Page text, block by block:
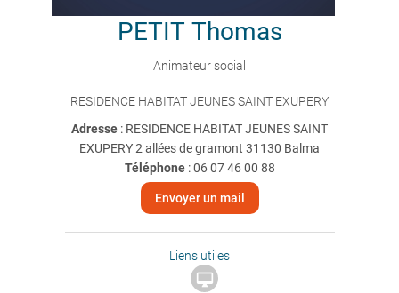
PETIT Thomas
Animateur social
RESIDENCE HABITAT JEUNES SAINT EXUPERY
Adresse : RESIDENCE HABITAT JEUNES SAINT
EXUPERY 2 allées de gramont 31130 Balma
Téléphone:06 07 46 00 88
Envoyer un mail
Liens utiles
